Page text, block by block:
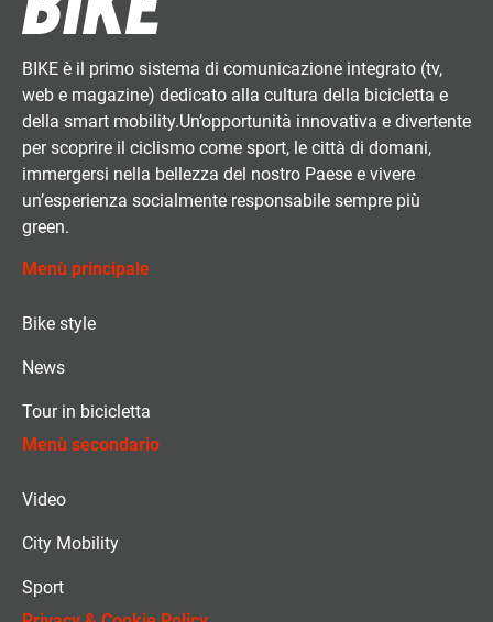
BIKE è il primo sistema di comunicazione integrato (tv,
web e magazine) dedicato alla cultura della bicicletta e
della smart mobility.Un’opportunità innovativa e divertente
per scoprire il ciclismo come sport, le città di domani,
immergersi nella bellezza del nostro Paese e vivere
un’esperienza socialmente responsabile sempre più
green.
Menù principale
Bike style
News
Tour in bicicletta
Menù secondario
Video
City Mobility
Sport